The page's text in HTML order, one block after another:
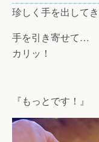
珍しく手を出して
手を引き寄せて…
カリッ！
『もっとです！』